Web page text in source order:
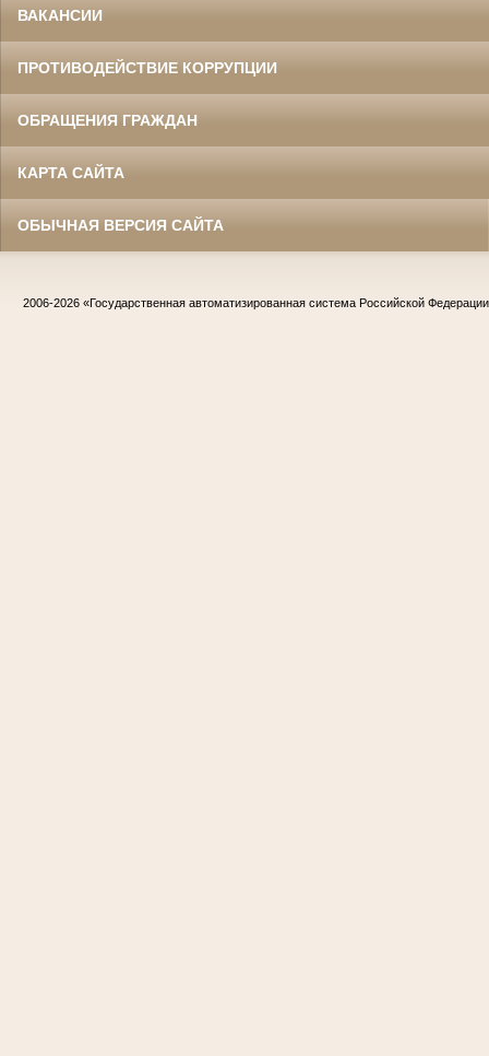
ВАКАНСИИ
ПРОТИВОДЕЙСТВИЕ КОРРУПЦИИ
ОБРАЩЕНИЯ ГРАЖДАН
КАРТА САЙТА
ОБЫЧНАЯ ВЕРСИЯ САЙТА
2006-2026 «Государственная автоматизированная система Российской